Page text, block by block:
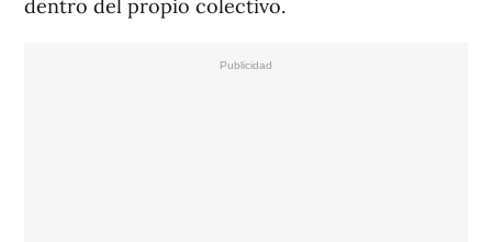
dentro del propio colectivo.